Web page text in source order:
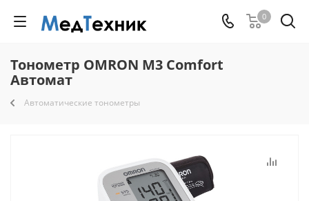
0
Тонометр OMRON M3 Comfort
Автомат
Автоматические тонометры